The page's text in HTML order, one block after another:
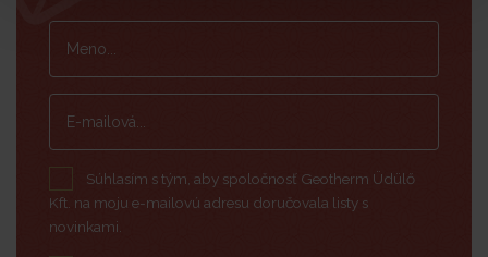
Súhlasím s tým, aby spoločnosť Geotherm Üdülő
Kft. na moju e-mailovú adresu doručovala listy s
novinkami.